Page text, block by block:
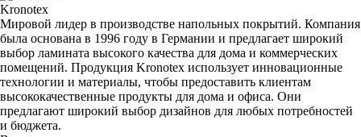
Kronotex
Мировой лидер в производстве напольных покрытий. Компания
была основана в 1996 году в Германии и предлагает широкий
выбор ламината высокого качества для дома и коммерческих
помещений. Продукция Kronotex использует инновационные
технологии и материалы, чтобы предоставить клиентам
высококачественные продукты для дома и офиса. Они
предлагают широкий выбор дизайнов для любых потребностей
и бюджета.